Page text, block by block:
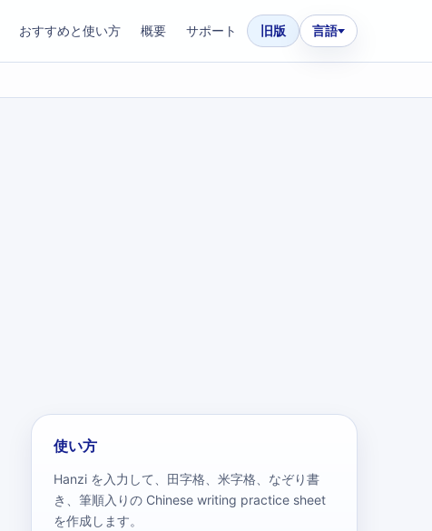
おすすめと使い方 概要 サポート 旧版 言語
使い方
Hanzi を入力して、田字格、米字格、なぞり書
き、筆順入りの Chinese writing practice sheet
を作成します。